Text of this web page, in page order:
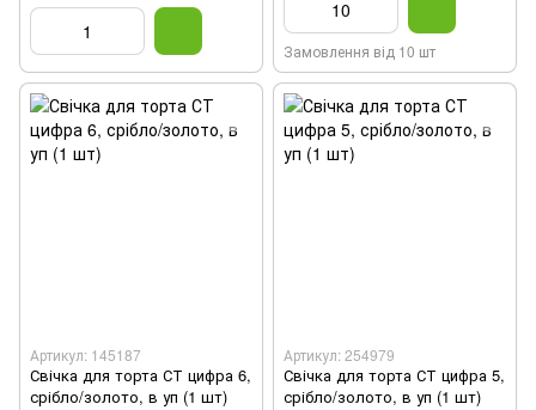
Замовлення від 10 шт
Артикул: 145187
Свічка для торта СТ цифра 6,
срібло/золото, в уп (1 шт)
Артикул: 254979
Свічка для торта СТ цифра 5,
срібло/золото, в уп (1 шт)